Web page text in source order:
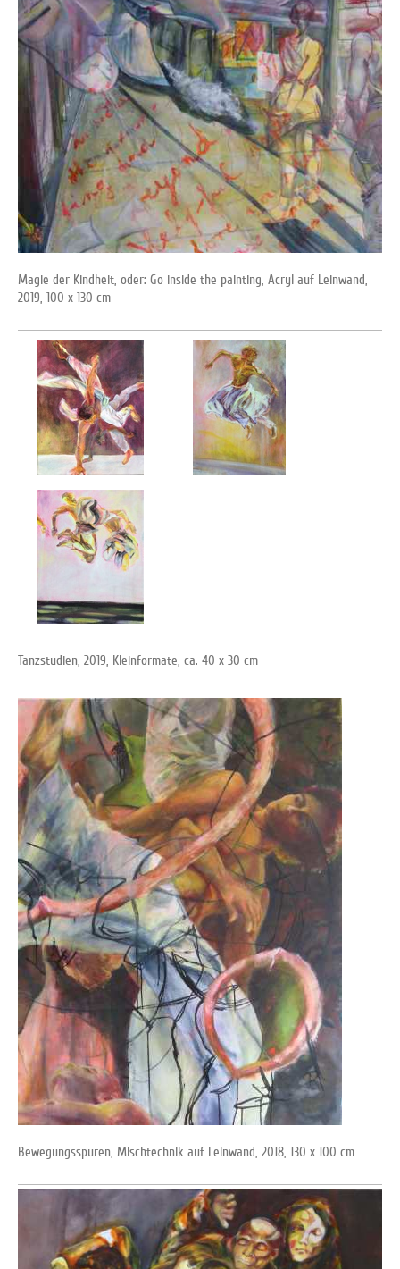
Magie der Kindheit, oder: Go inside the painting, Acryl auf Leinwand,
2019, 100 x 130 cm
Tanzstudien, 2019, Kleinformate, ca. 40 x 30 cm
Bewegungsspuren, Mischtechnik auf Leinwand, 2018, 130 x 100 cm